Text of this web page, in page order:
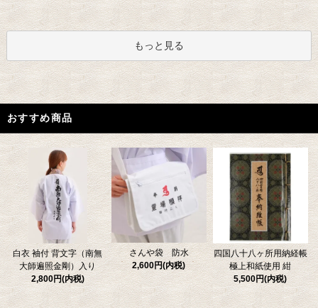
もっと見る
おすすめ商品
白衣 袖付 背文字（南無
大師遍照金剛）入り
2,800円(内税)
さんや袋 防水
2,600円(内税)
四国八十八ヶ所用納経帳
極上和紙使用 紺
5,500円(内税)